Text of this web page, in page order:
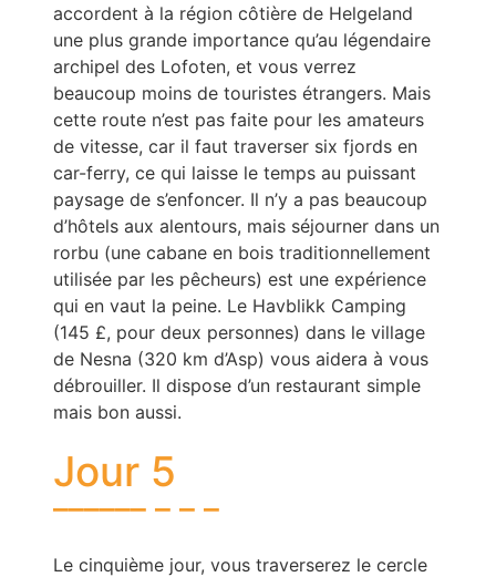
accordent à la région côtière de Helgeland
une plus grande importance qu’au légendaire
archipel des Lofoten, et vous verrez
beaucoup moins de touristes étrangers. Mais
cette route n’est pas faite pour les amateurs
de vitesse, car il faut traverser six fjords en
car-ferry, ce qui laisse le temps au puissant
paysage de s’enfoncer. Il n’y a pas beaucoup
d’hôtels aux alentours, mais séjourner dans un
rorbu (une cabane en bois traditionnellement
utilisée par les pêcheurs) est une expérience
qui en vaut la peine. Le Havblikk Camping
(145 £, pour deux personnes) dans le village
de Nesna (320 km d’Asp) vous aidera à vous
débrouiller. Il dispose d’un restaurant simple
mais bon aussi.
Jour 5
Le cinquième jour, vous traverserez le cercle